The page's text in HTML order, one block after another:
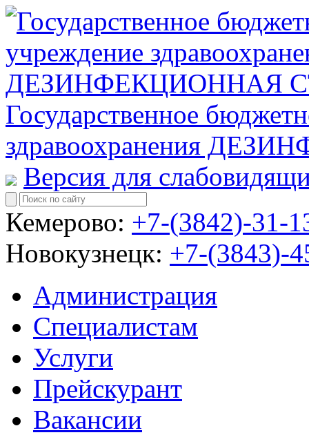
Государственное
здравоохранения
Версия для
Кемерово: +7-(3842)-31-
Новокузнецк: +7-(3843)-
Администрация
Специалистам
Услуги
Прейскурант
Вакансии